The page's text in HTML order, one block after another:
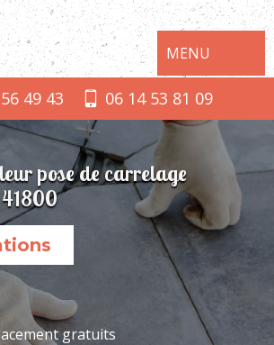
MENU
49 43 06 14 53 81 09
pose de carrelage
gratuits